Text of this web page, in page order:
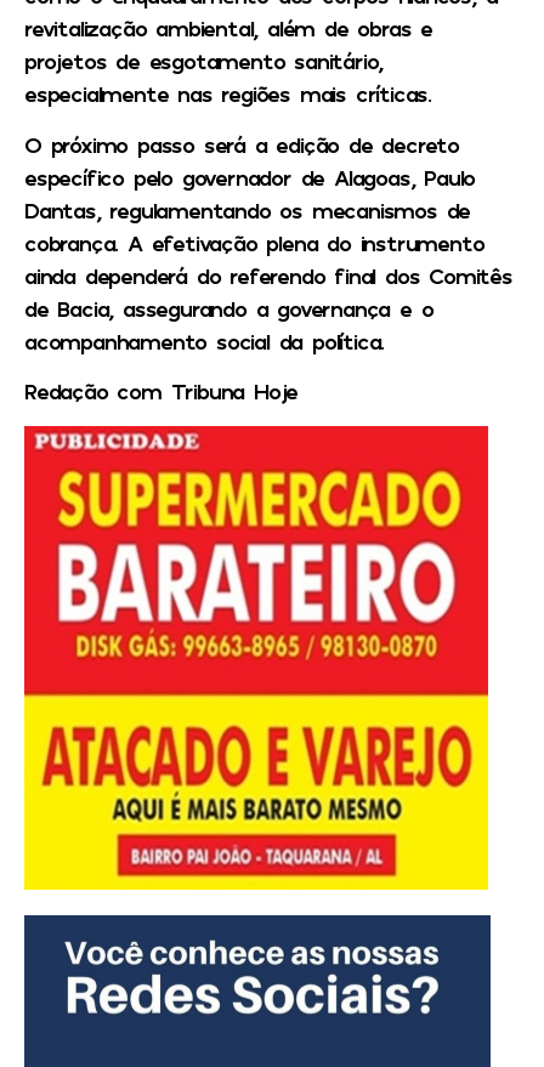
revitalização ambiental, além de obras e
projetos de esgotamento sanitário,
especialmente nas regiões mais críticas.
O próximo passo será a edição de decreto
específico pelo governador de Alagoas, Paulo
Dantas, regulamentando os mecanismos de
cobrança. A efetivação plena do instrumento
ainda dependerá do referendo final dos Comitês
de Bacia, assegurando a governança e o
acompanhamento social da política.
Redação com Tribuna Hoje